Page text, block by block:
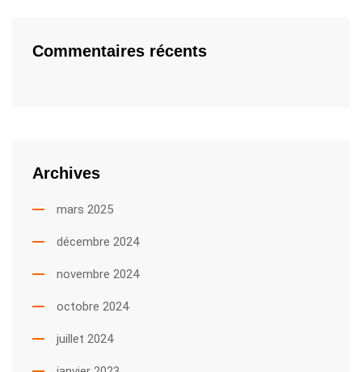
Commentaires récents
Archives
mars 2025
décembre 2024
novembre 2024
octobre 2024
juillet 2024